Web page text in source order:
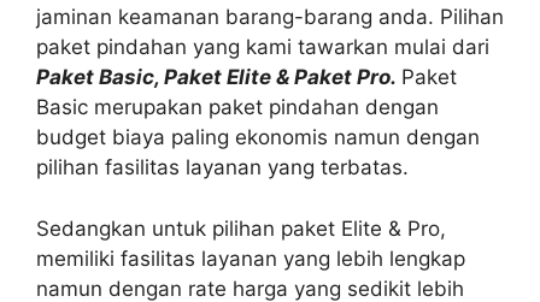
jaminan keamanan barang-barang anda. Pilihan
paket pindahan yang kami tawarkan mulai dari
Paket Basic, Paket Elite & Paket Pro. Paket
Basic merupakan paket pindahan dengan
budget biaya paling ekonomis namun dengan
pilihan fasilitas layanan yang terbatas.
Sedangkan untuk pilihan paket Elite & Pro,
memiliki fasilitas layanan yang lebih lengkap
namun dengan rate harga yang sedikit lebih